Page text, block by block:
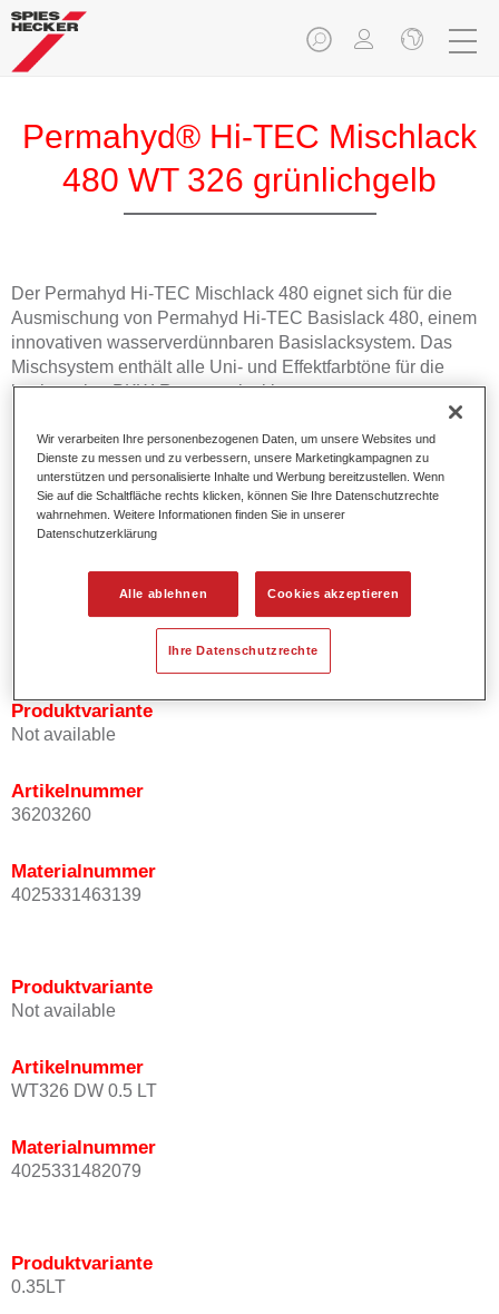
Permahyd® Hi-TEC Mischlack
480 WT 326 grünlichgelb
Der Permahyd Hi-TEC Mischlack 480 eignet sich für die
Ausmischung von Permahyd Hi-TEC Basislack 480, einem
innovativen wasserverdünnbaren Basislacksystem. Das
Mischsystem enthält alle Uni- und Effektfarbtöne für die
hochwertige PKW-Reparaturlackierung.
Produktmerkmale
Einfach und schnell zu verarbeiten.
Bietet eine hohe Farbtongenauigkeit und gleichmäßige
Effektausrichtung.
Fördert kurze Prozesszeiten.
Ermöglicht einfaches und sicheres Einlackieren.
Kann variabel eingesetzt werden, z.B. für Innenraum-,
Mehrschicht- und Mehrfarbenlackierungen.
Produktvariante
Not available
Artikelnummer
36203260
Materialnummer
4025331463139
Produktvariante
Not available
Artikelnummer
WT326 DW 0.5 LT
Materialnummer
4025331482079
Produktvariante
0.35LT
Wir verarbeiten Ihre personenbezogenen Daten, um unsere Websites und
Dienste zu messen und zu verbessern, unsere Marketingkampagnen zu
unterstützen und personalisierte Inhalte und Werbung bereitzustellen. Wenn
Sie auf die Schaltfläche rechts klicken, können Sie Ihre Datenschutzrechte
wahrnehmen. Weitere Informationen finden Sie in unserer
Datenschutzerklärung
Alle ablehnen Cookies akzeptieren
Ihre Datenschutzrechte